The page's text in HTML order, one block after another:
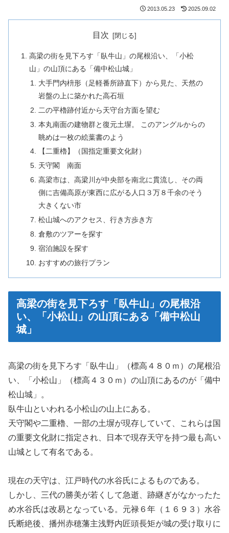
2013.05.23 2025.09.02
目次
高梁の街を見下ろす「臥牛山」の尾根沿い、「小松
山」の山頂にある「備中松山城」
大手門内枡形（足軽番所跡直下）から見た、天然の
岩盤の上に築かれた高石垣
二の平櫓跡付近から天守台方面を望む
本丸南面の建物群と復元土塀。 このアングルからの
眺めは一枚の絵葉書のよう
【二重櫓】（国指定重要文化財）
天守閣 南面
高梁市は、高梁川が中央部を南北に貫流し、その両
側に吉備高原が東西に広がる人口３万８千余のそう
大きくない市
松山城へのアクセス、行き方歩き方
倉敷のツアーを探す
宿泊施設を探す
おすすめの旅行プラン
高梁の街を見下ろす「臥牛山」の尾根沿
い、「小松山」の山頂にある「備中松山
城」
高梁の街を見下ろす「臥牛山」（標高４８０ｍ）の尾根沿
い、「小松山」（標高４３０ｍ）の山頂にあるのが「備中
松山城」。
臥牛山といわれる小松山の山上にある。
天守閣や二重櫓、一部の土塀が現存していて、これらは国
の重要文化財に指定され、日本で現存天守を持つ最も高い
山城として有名である。
現在の天守は、江戸時代の水谷氏によるものである。
しかし、三代の勝美が若くして急逝、跡継ぎがなかったた
め水谷氏は改易となっている。元禄６年（１６９３）水谷
氏断絶後、播州赤穂藩主浅野内匠頭長矩が城の受け取りに